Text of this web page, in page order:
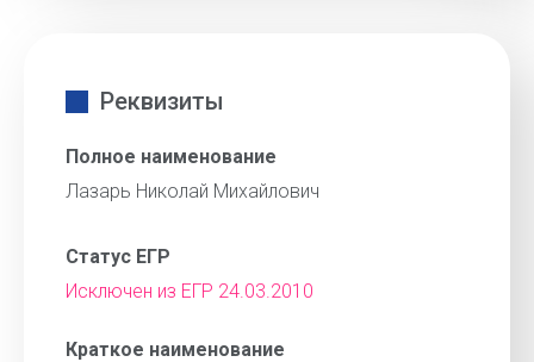
Реквизиты
Полное наименование
Лазарь Николай Михайлович
Статус ЕГР
Исключен из ЕГР 24.03.2010
Краткое наименование